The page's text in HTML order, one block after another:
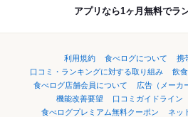
アプリなら1ヶ月無料でラ
利用規約 食べログについて
携
口コミ・ランキングに対する取り組み
飲
食べログ店舗会員について
広告（メーカ
機能改善要望
口コミガイドライン
食べログプレミアム無料クーポン
ネッ